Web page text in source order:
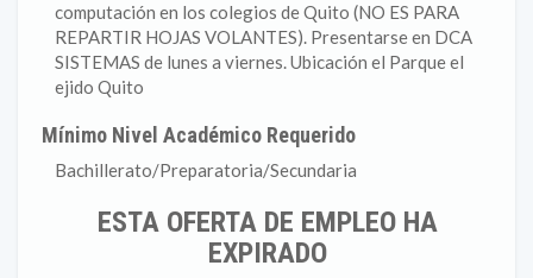
computación en los colegios de Quito (NO ES PARA
REPARTIR HOJAS VOLANTES). Presentarse en DCA
SISTEMAS de lunes a viernes. Ubicación el Parque el
ejido Quito
Mínimo Nivel Académico Requerido
Bachillerato/Preparatoria/Secundaria
ESTA OFERTA DE EMPLEO HA
EXPIRADO